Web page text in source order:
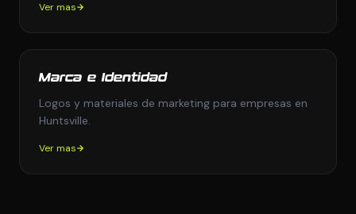
Ver mas
Marca e Identidad
Logos y materiales de marketing para empresas en
Huntsville.
Ver mas